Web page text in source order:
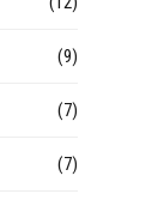
(9)
(7)
(7)